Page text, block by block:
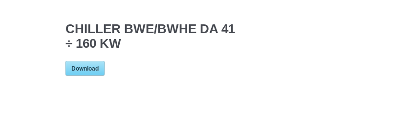
CHILLER BWE/BWHE DA 41
÷ 160 KW
Download